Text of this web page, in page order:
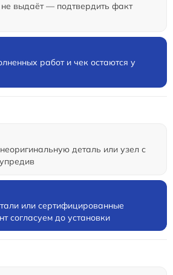
выдаёт — подтвердить факт
работ и чек остаются у
деталь или узел с
или сертифицированные
согласуем до установки